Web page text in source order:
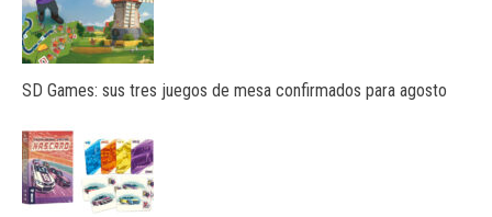
SD Games: sus tres juegos de mesa confirmados para agosto